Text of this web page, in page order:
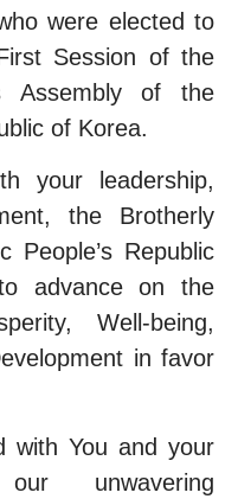
were elected to
Session of the
Assembly of the
of Korea.
your leadership,
the Brotherly
People’s Republic
advance on the
Well-being,
in favor
with You and your
unwavering